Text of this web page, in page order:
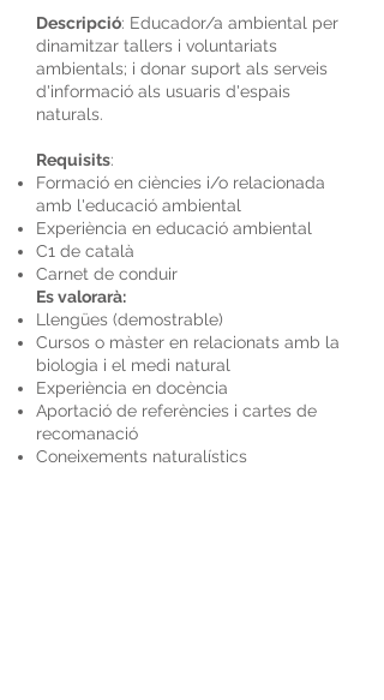
Descripció: Educador/a ambiental per
dinamitzar tallers i voluntariats
ambientals; i donar suport als serveis
d'informació als usuaris d'espais
naturals.
Requisits:
Formació en ciències i/o relacionada
amb l'educació ambiental
Experiència en educació ambiental
C1 de català
Carnet de conduir
Es valorarà:
Llengües (demostrable)
Cursos o màster en relacionats amb la
biologia i el medi natural
Experiència en docència
Aportació de referències i cartes de
recomanació
Coneixements naturalístics